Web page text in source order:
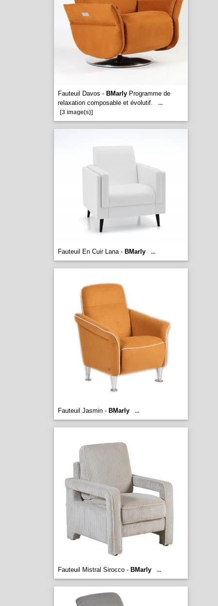
Fauteuil Davos - BMarlyProgramme de
relaxation composable et évolutif.
...
[3 image(s)]
Fauteuil En Cuir Lana - BMarly ...
Fauteuil Jasmin - BMarly ...
Fauteuil Mistral Sirocco - BMarly ...